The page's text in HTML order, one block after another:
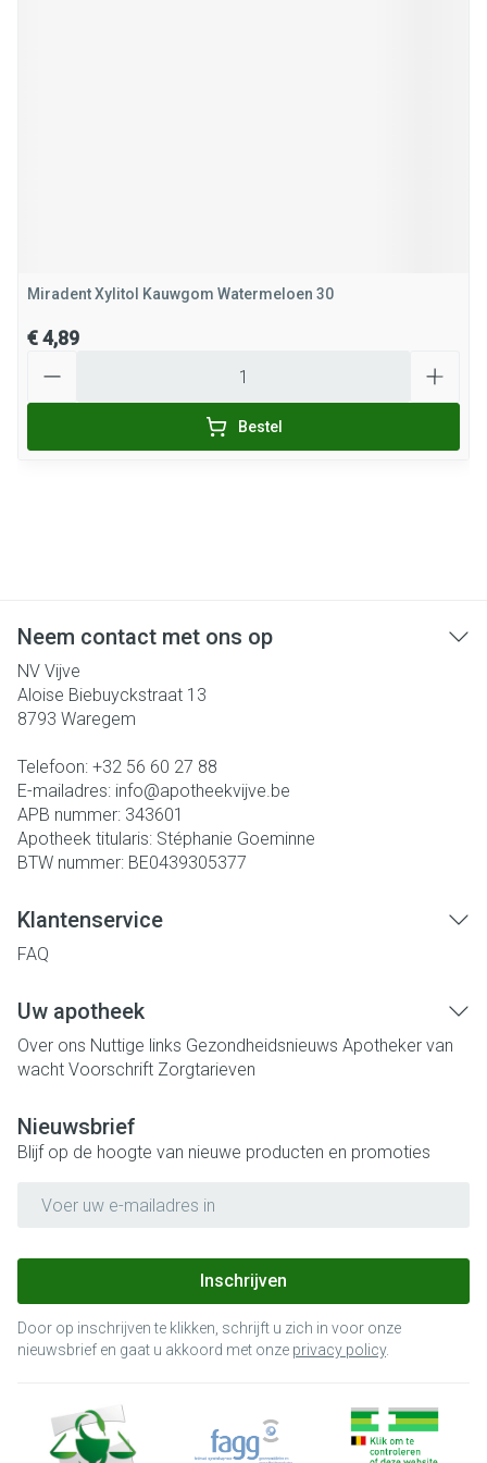
Miradent Xylitol Kauwgom Watermeloen 30
€ 4,89
Bestel
Neem contact met ons op
NV Vijve
Aloise Biebuyckstraat 13
8793 Waregem
Telefoon: +32 56 60 27 88
E-mailadres: info@apotheekvijve.be
APB nummer: 343601
Apotheek titularis: Stéphanie Goeminne
BTW nummer: BE0439305377
Klantenservice
FAQ
Uw apotheek
Over ons Nuttige links Gezondheidsnieuws Apotheker van
wacht Voorschrift Zorgtarieven
Nieuwsbrief
Blijf op de hoogte van nieuwe producten en promoties
Inschrijven
Door op inschrijven te klikken, schrijft u zich in voor onze
nieuwsbrief en gaat u akkoord met onze privacy policy.